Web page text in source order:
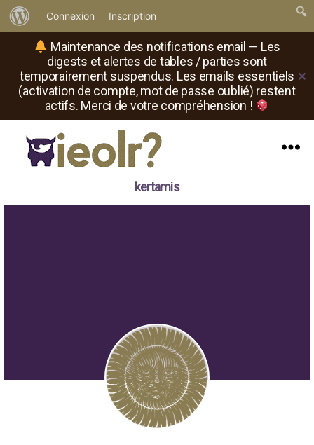
Maintenance des notifications email — Les
digests et alertes de tables / parties sont
temporairement suspendus. Les emails essentiels
(activation de compte, mot de passe oublié) restent
actifs. Merci de votre compréhension !
✕
propos
de
WordPress
Connexion Inscription
où
kertamis